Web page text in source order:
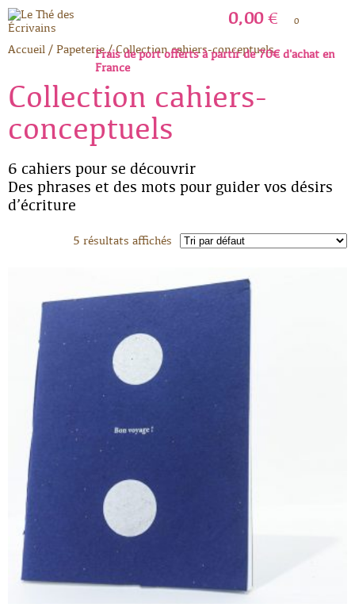
Frais de port offerts à partir de 70€ d'achat en
France
0,00€ 0
Accueil/Papeterie/Collection cahiers-conceptuels
Collection cahiers-
conceptuels
6 cahiers pour se découvrir
Des phrases et des mots pour guider vos désirs
d’écriture
5 résultats affichés